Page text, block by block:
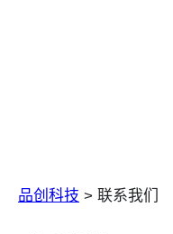
品创科技 > 联系我们